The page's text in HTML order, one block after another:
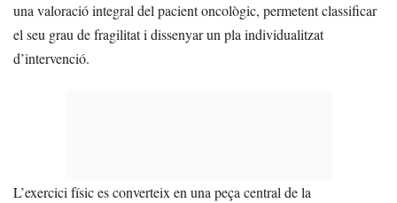
una valoració integral del pacient oncològic, permetent classificar
el seu grau de fragilitat i dissenyar un pla individualitzat
d’intervenció.
L’exercici físic es converteix en una peça central de la